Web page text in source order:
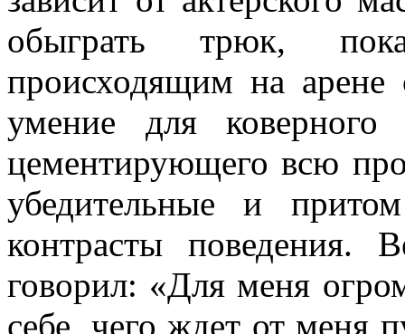
обыграть трюк,
происходящим на
умение для
цементирующего всю
убедительные и
конт­расты поведения.
говорил: «Для меня
себе, чего ждет от меня